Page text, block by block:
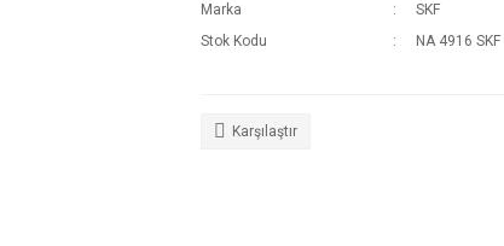
Marka
SKF
Stok Kodu
NA 4916 SKF
Karşılaştır